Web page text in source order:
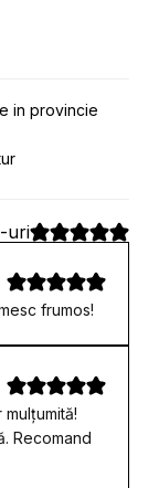
in provincie
uri
frumos!
Recomand